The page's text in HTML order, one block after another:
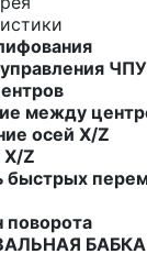
ЧПУ
между
осей X/Z
Z
быстрых
поворота
БАБКА